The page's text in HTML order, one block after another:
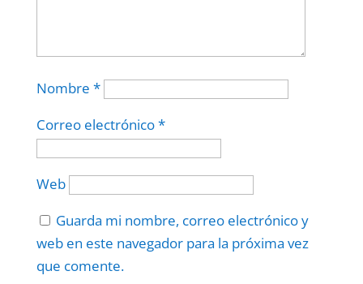
Nombre *
Correo electrónico*
Web
Guarda mi nombre, correo electrónico y
web en este navegador para la próxima vez
que comente.